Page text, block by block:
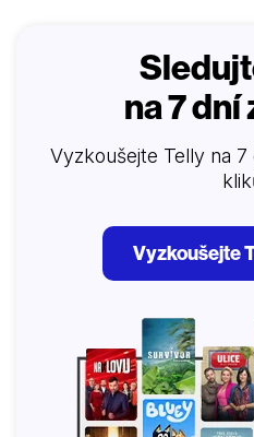
doručují zprávy mezi bohy…
na 7
Vyzkoušejte Telly na
Vyzkoušejte